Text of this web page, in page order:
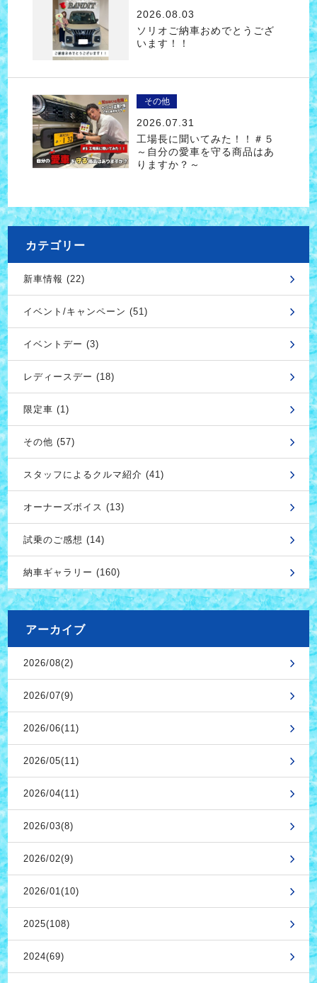
2026.08.03
ソリオご納車おめでとうござ
います！！
その他
2026.07.31
工場長に聞いてみた！！＃５
～自分の愛車を守る商品はあ
りますか？～
カテゴリー
新車情報 (22)
イベント/キャンペーン (51)
イベントデー (3)
レディースデー (18)
限定車 (1)
その他 (57)
スタッフによるクルマ紹介 (41)
オーナーズボイス (13)
試乗のご感想 (14)
納車ギャラリー (160)
アーカイブ
2026/08(2)
2026/07(9)
2026/06(11)
2026/05(11)
2026/04(11)
2026/03(8)
2026/02(9)
2026/01(10)
2025(108)
2024(69)